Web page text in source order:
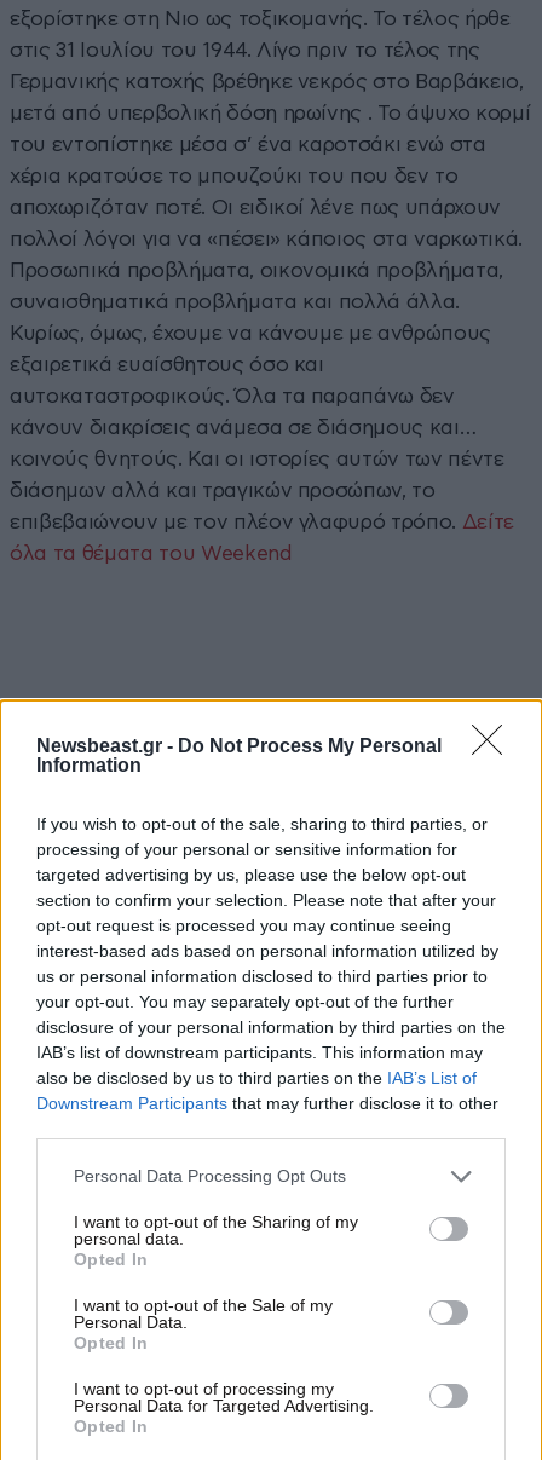
Newsbeast.gr - Do Not Process My Personal
Information
If you wish to opt-out of the sale, sharing to third parties, or
processing of your personal or sensitive information for
targeted advertising by us, please use the below opt-out
section to confirm your selection. Please note that after your
opt-out request is processed you may continue seeing
interest-based ads based on personal information utilized by
us or personal information disclosed to third parties prior to
your opt-out. You may separately opt-out of the further
disclosure of your personal information by third parties on the
IAB’s list of downstream participants. This information may
also be disclosed by us to third parties on the IAB’s List of
Downstream Participants that may further disclose it to other
Please note that this website/app uses one or more Google
not limited to your visit or usage behaviour. You may click to
grant or deny consent to Google and its third-party tags to
use your data for below specified purposes in below Google
consent section.
Personal Data Processing Opt Outs
I want to opt-out of the Sharing of my
personal data.
Opted In
I want to opt-out of the Sale of my
Personal Data.
Opted In
I want to opt-out of processing my
Personal Data for Targeted Advertising.
Opted In
εξορίστηκε στη Νιο ως τοξικομανής. Το τέλος ήρθε
στις 31 Ιουλίου του 1944. Λίγο πριν το τέλος της
Γερμανικής κατοχής βρέθηκε νεκρός στο Βαρβάκειο,
μετά από υπερβολική δόση ηρωίνης . Το άψυχο κορμί
του εντοπίστηκε μέσα σ’ ένα καροτσάκι ενώ στα
χέρια κρατούσε το μπουζούκι του που δεν το
αποχωριζόταν ποτέ. Οι ειδικοί λένε πως υπάρχουν
πολλοί λόγοι για να «πέσει» κάποιος στα ναρκωτικά.
Προσωπικά προβλήματα, οικονομικά προβλήματα,
συναισθηματικά προβλήματα και πολλά άλλα.
Κυρίως, όμως, έχουμε να κάνουμε με ανθρώπους
εξαιρετικά ευαίσθητους όσο και
αυτοκαταστροφικούς. Όλα τα παραπάνω δεν
κάνουν διακρίσεις ανάμεσα σε διάσημους και…
κοινούς θνητούς. Και οι ιστορίες αυτών των πέντε
διάσημων αλλά και τραγικών προσώπων, το
επιβεβαιώνουν με τον πλέον γλαφυρό τρόπο. Δείτε
όλα τα θέματα του Weekend
ΠΕΡΙΣΣΟΤΕΡΑ STORIES
Χρήστος Καλογρίτσας: Η άδεια των 52,6 εκατ.
ευρώ, τα «βοσκοτόπια» στην Ιθάκη και το
ναυάγιο του διαγωνισμού Παππά για τις